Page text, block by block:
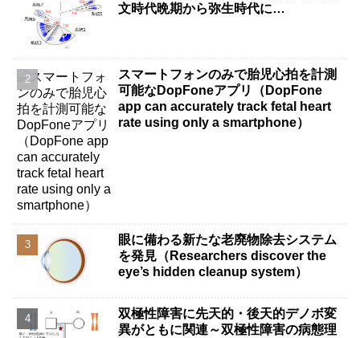
文時代晩期から弥生時代に…
スマートフォンのみで胎児心拍を計測
可能なDopFoneアプリ（DopFone
app can accurately track fetal heart
rate using only a smartphone）
眼に備わる新たな老廃物除去システム
を発見（Researchers discover the
eye’s hidden cleanup system）
双極性障害に先天的・後天的デノボ変
異がともに関連～双極性障害の病態理